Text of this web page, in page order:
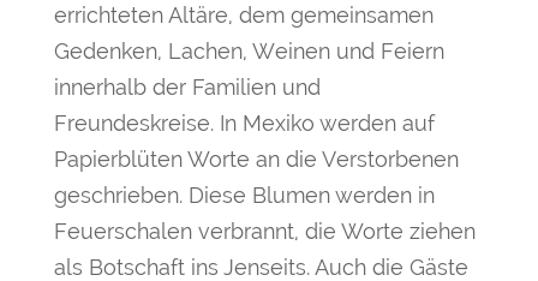
errichteten Altäre, dem gemeinsamen
Gedenken, Lachen, Weinen und Feiern
innerhalb der Familien und
Freundeskreise. In Mexiko werden auf
Papierblüten Worte an die Verstorbenen
geschrieben. Diese Blumen werden in
Feuerschalen verbrannt, die Worte ziehen
als Botschaft ins Jenseits. Auch die Gäste